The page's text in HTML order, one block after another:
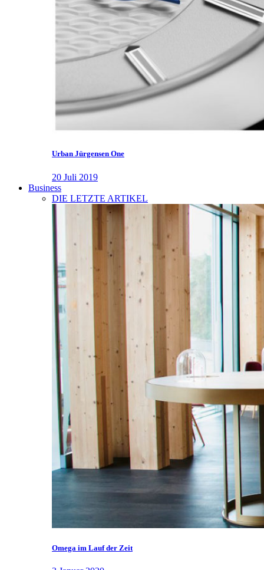
Urban Jürgensen One
20 Juli 2019
Business
DIE LETZTE ARTIKEL
Omega im Lauf der Zeit